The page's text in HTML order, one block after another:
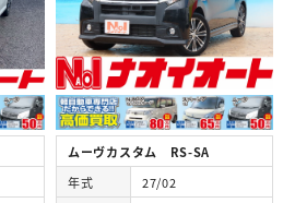
ムーヴカスタム RS-SA
年式
27/02